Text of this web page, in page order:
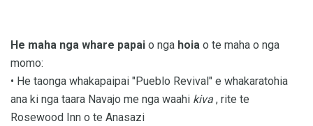
He maha nga whare papai o nga hoia o te maha o nga
momo:
• He taonga whakapaipai "Pueblo Revival" e whakaratohia
ana ki nga taara Navajo me nga waahi kiva , rite te
Rosewood Inn o te Anasazi